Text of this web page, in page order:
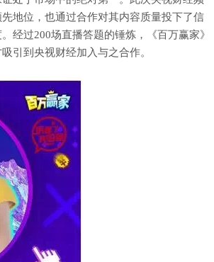
地位，也通过合作对其内容质量投下了信
经过200场直播答题的锤炼，《百万赢家》
引到央视财经加入与之合作。